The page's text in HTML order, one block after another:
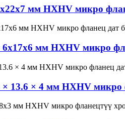
мм HXHV микро
6x17x6 мм HXHV микро
13.6 × 4 мм HXHV микро